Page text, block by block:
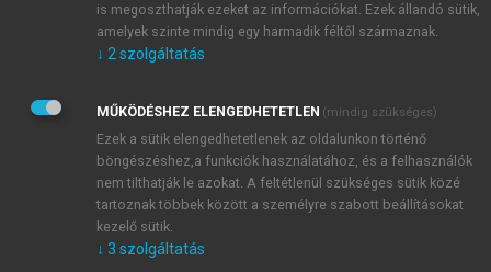
Kérek értesítést a MeRSZ újdonságairól, akcióiról.
Kérek értesítést az Akadémiai Kiadó Zrt. újdonságairól,
Adatkezelési tájékoztatóbanfoglaltakat tudomásul
veszem és elfogadom.
Általános vásárlási feltételeket, valamint a szotar.netés a
mersz.huoldalak licencszerződéseiben foglaltakat
tudomásul veszem és elfogadom.
KIPRÓBÁLOM
is megoszthatják ezeket az információkat. Ezek állandó sütik,
amelyek szinte mindig egy harmadik féltől származnak.
↓ 2 szolgáltatás
MŰKÖDÉSHEZ ELENGEDHETETLEN (mindig szükséges)
Ezek a sütik elengedhetetlenek az oldalunkon történő
böngészéshez,a funkciók használatához, és a felhasználók
nem tilthatják le azokat. A feltétlenül szükséges sütik közé
tartoznak többek között a személyre szabott beállításokat
kezelő sütik.
↓ 3 szolgáltatás